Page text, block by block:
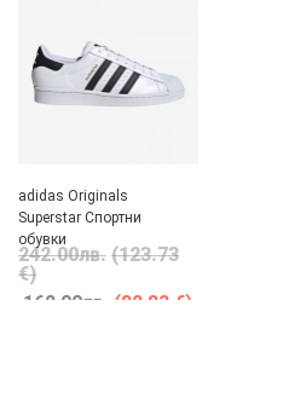
adidas Originals
Superstar Спортни
обувки
242.00лв. (123.73
€)
162.00лв. (82.83 €)